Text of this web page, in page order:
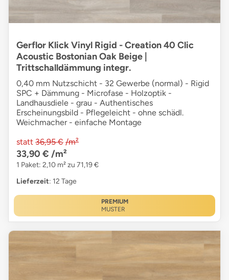
Gerflor Klick Vinyl Rigid - Creation 40 Clic
Acoustic Bostonian Oak Beige |
Trittschalldämmung integr.
0,40 mm Nutzschicht - 32 Gewerbe (normal) - Rigid
SPC + Dämmung - Microfase - Holzoptik -
Landhausdiele - grau - Authentisches
Erscheinungsbild - Pflegeleicht - ohne schädl.
Weichmacher - einfache Montage
statt 36,95 € /m²
33,90 € /m²
1 Paket: 2,10 m² zu 71,19 €
Lieferzeit: 12 Tage
PREMIUM
MUSTER